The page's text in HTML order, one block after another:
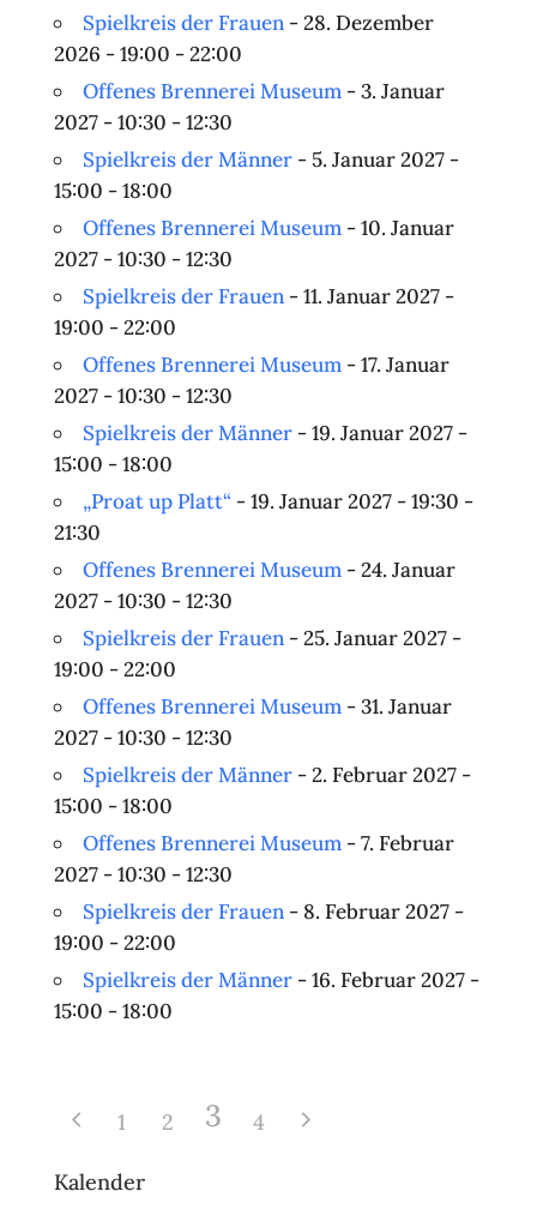
Spielkreis der Frauen- 28. Dezember
2026 - 19:00 - 22:00
Offenes Brennerei Museum- 3. Januar
2027 - 10:30 - 12:30
Spielkreis der Männer- 5. Januar 2027 -
15:00 - 18:00
Offenes Brennerei Museum- 10. Januar
2027 - 10:30 - 12:30
Spielkreis der Frauen- 11. Januar 2027 -
19:00 - 22:00
Offenes Brennerei Museum- 17. Januar
2027 - 10:30 - 12:30
Spielkreis der Männer- 19. Januar 2027 -
15:00 - 18:00
„Proat up Platt“ - 19. Januar 2027 - 19:30 -
21:30
Offenes Brennerei Museum- 24. Januar
2027 - 10:30 - 12:30
Spielkreis der Frauen- 25. Januar 2027 -
19:00 - 22:00
Offenes Brennerei Museum- 31. Januar
2027 - 10:30 - 12:30
Spielkreis der Männer- 2. Februar 2027 -
15:00 - 18:00
Offenes Brennerei Museum- 7. Februar
2027 - 10:30 - 12:30
Spielkreis der Frauen- 8. Februar 2027 -
19:00 - 22:00
Spielkreis der Männer- 16. Februar 2027 -
15:00 - 18:00
1 2 3 4
Kalender